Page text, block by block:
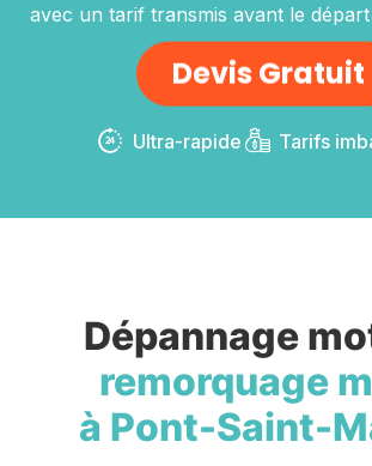
avec un tarif transmis avant le
Devis Gratuit
Ultra-rapide Tarifs
Dépannage
remorquage
à Pont-Saint-